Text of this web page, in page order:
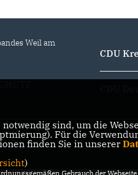
Weil am
CDU
Rhein
notwendig sind, um die
Für die
finden Sie in unserer
)
Gebrauch der